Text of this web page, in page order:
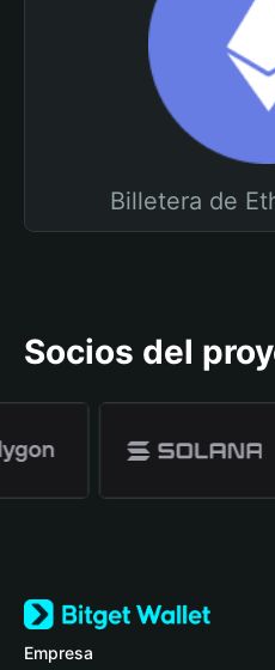
Billetera de
Socios del
Empresa